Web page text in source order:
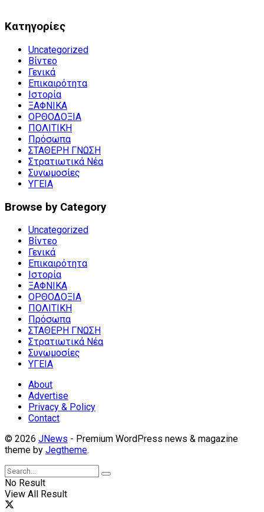
Kατηγορίες
Uncategorized
Βίντεο
Γενικά
Επικαιρότητα
Ιστορία
ΞΑΦΝΙΚΑ
ΟΡΘΟΔΟΞΙΑ
ΠΟΛΙΤΙΚΗ
Πρόσωπα
ΣΤΑΘΕΡΗ ΓΝΩΣΗ
Στρατιωτικά Νέα
Συνωμοσίες
ΥΓΕΙΑ
Browse by Category
Uncategorized
Βίντεο
Γενικά
Επικαιρότητα
Ιστορία
ΞΑΦΝΙΚΑ
ΟΡΘΟΔΟΞΙΑ
ΠΟΛΙΤΙΚΗ
Πρόσωπα
ΣΤΑΘΕΡΗ ΓΝΩΣΗ
Στρατιωτικά Νέα
Συνωμοσίες
ΥΓΕΙΑ
About
Advertise
Privacy & Policy
Contact
© 2026 JNews - Premium WordPress news & magazine
theme by Jegtheme.
No Result
View All Result